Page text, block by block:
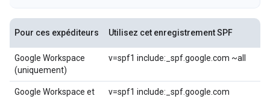
Pour ces expéditeurs Utilisez cet enregistrement SPF
Google Workspace
(uniquement)
v=spf1 include:_spf.google.com ~all
Google Workspace et
v=spf1 include:_spf.google.com